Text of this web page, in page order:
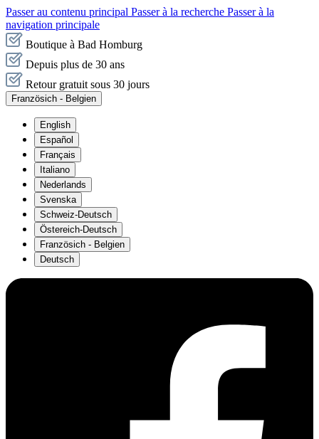
Passer au contenu principal Passer à la recherche Passer à la
navigation principale
Boutique à Bad Homburg
Depuis plus de 30 ans
Retour gratuit sous 30 jours
Französich - Belgien
English
Español
Français
Italiano
Nederlands
Svenska
Schweiz-Deutsch
Östereich-Deutsch
Französich - Belgien
Deutsch